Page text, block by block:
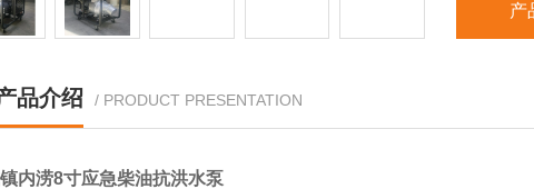
产
品介绍 / PRODUCT PRESENTATION
内涝8寸应急柴油抗洪水泵